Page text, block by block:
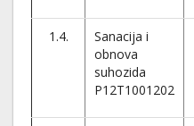
1.4.
Sanacija i
obnova
suhozida
P12T1001202